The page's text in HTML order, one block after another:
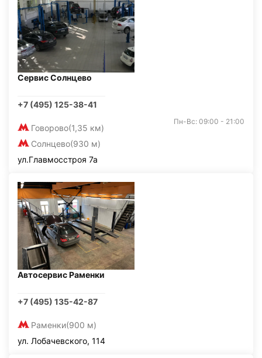
Сервис Солнцево
+7 (495) 125-38-41
Говорово(1,35 км)
Солнцево(930 м)
Пн-Вс: 09:00 - 21:00
ул.Главмосстроя 7а
Автосервис Раменки
+7 (495) 135-42-87
Раменки(900 м)
ул. Лобачевского, 114